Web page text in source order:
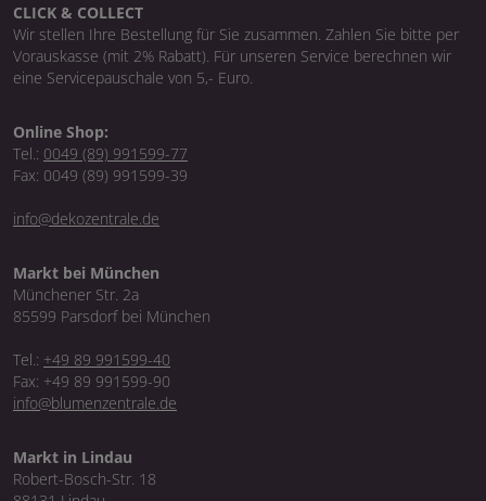
CLICK & COLLECT
Wir stellen Ihre Bestellung für Sie zusammen. Zahlen Sie bitte per
Vorauskasse (mit 2% Rabatt). Für unseren Service berechnen wir
eine Servicepauschale von 5,- Euro.
Online Shop:
Tel.: 0049 (89) 991599-77
Fax: 0049 (89) 991599-39
info@dekozentrale.de
Markt bei München
Münchener Str. 2a
85599 Parsdorf bei München
Tel.: +49 89 991599-40
Fax: +49 89 991599-90
info@blumenzentrale.de
Markt in Lindau
Robert-Bosch-Str. 18